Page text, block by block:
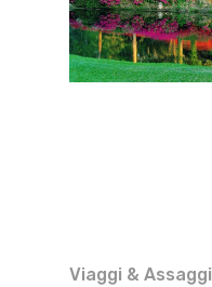
Viaggi & Assaggi